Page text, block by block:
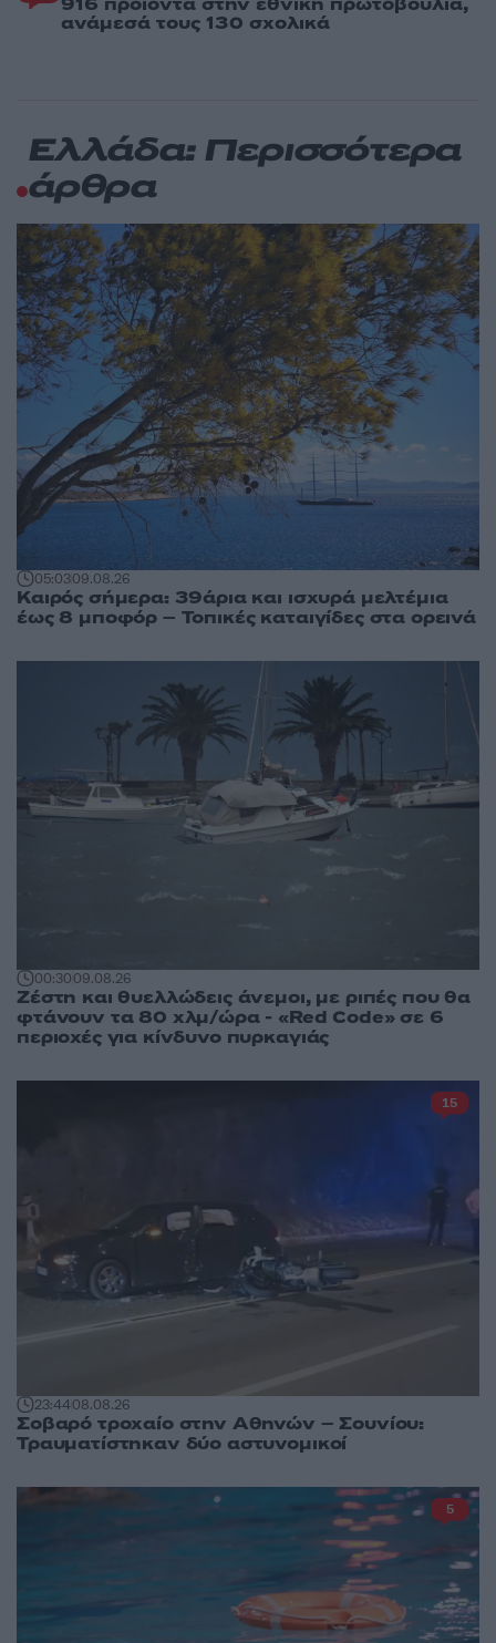
ανάμεσά τους 130 σχολικά
Ελλάδα: Περισσότερα
άρθρα
05:0309.08.26
Καιρός σήμερα: 39άρια και ισχυρά μελτέμια
έως 8 μποφόρ – Τοπικές καταιγίδες στα ορεινά
00:3009.08.26
Ζέστη και θυελλώδεις άνεμοι, με ριπές που θα
φτάνουν τα 80 χλμ/ώρα - «Red Code» σε 6
περιοχές για κίνδυνο πυρκαγιάς
23:4408.08.26
Σοβαρό τροχαίο στην Αθηνών – Σουνίου:
Τραυματίστηκαν δύο αστυνομικοί
15
5